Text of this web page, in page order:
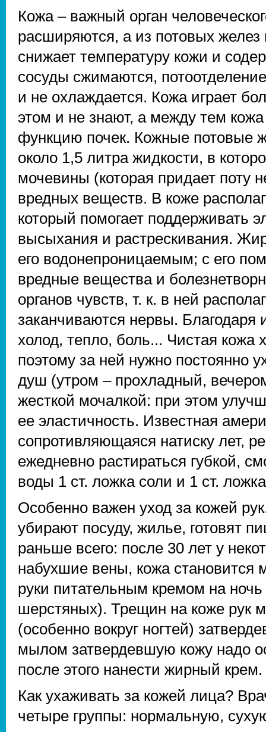
Кожа – важный орган
расширяются, а из потовых желез
снижает температуру кожи и
сосуды сжимаются,
и не охлаждается. Кожа играет
этом и не знают, а между тем
функцию почек. Кожные потовые
около 1,5 литра жидкости, в
мочевины (которая придает поту
вредных веществ. В коже
который помогает поддерживать
высыхания и растрескивания.
его водонепроницаемым; с его
вредные вещества и
органов чувств, т. к. в ней
заканчиваются нервы.
холод, тепло, боль... Чистая
поэтому за ней нужно постоянно
душ (утром – прохладный,
жесткой мочалкой: при этом
ее эластичность. Известная
сопротивляющаяся натиску лет,
ежедневно растираться губкой,
воды 1 ст. ложка соли и 1 ст.
Особенно важен уход за кожей
убирают посуду, жилье, готовят
раньше всего: после 30 лет у
набухшие вены, кожа
руки питательным кремом на
шерстяных). Трещин на коже рук
(особенно вокруг ногтей)
мылом затвердевшую кожу надо
после этого нанести жирный крем.
Как ухаживать за кожей лица?
четыре группы: нормальную,